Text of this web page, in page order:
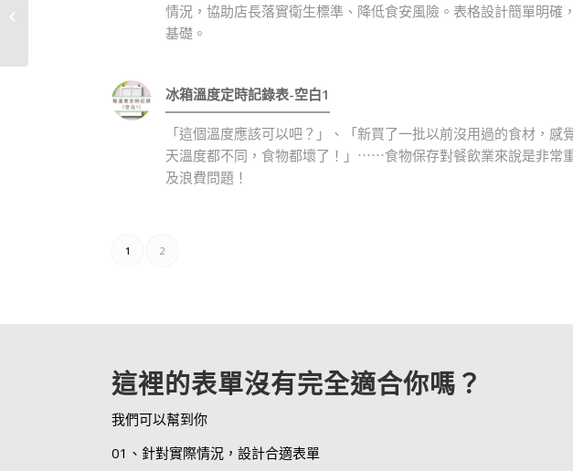
情況，協助店長落實衛生標準、降低食安風險。表格設計簡單明
基礎。
冰箱溫度定時記錄表-空白1
「這個溫度應該可以吧？」、「新買了一批以前沒用過的食材，
天溫度都不同，食物都壞了！」⋯⋯食物保存對餐飲業來說是非常
及浪費問題！
1 2
這裡的表單沒有完全適合你嗎？
我們可以幫到你
01、針對實際情況，設計合適表單